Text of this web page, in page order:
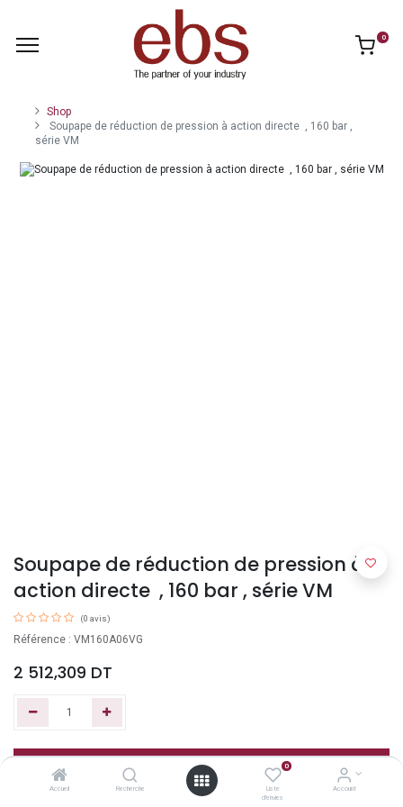
Accueil Recherche
0
Liste
d'envies
Account
0
Shop
Soupape de réduction de pression à action directe , 160 bar ,
série VM
Soupape de réduction de pression à
action directe , 160 bar , série VM
(0 avis)
Référence : VM160A06VG
2 512,309 DT
Ajouter au panier